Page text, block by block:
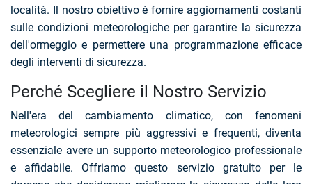
località. Il nostro obiettivo è fornire aggiornamenti costanti
sulle condizioni meteorologiche per garantire la sicurezza
dell'ormeggio e permettere una programmazione efficace
degli interventi di sicurezza.
Perché Scegliere il Nostro Servizio
Nell'era del cambiamento climatico, con fenomeni
meteorologici sempre più aggressivi e frequenti, diventa
essenziale avere un supporto meteorologico professionale
e affidabile. Offriamo questo servizio gratuito per le